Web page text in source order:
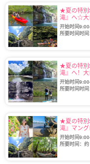
★夏の特別
滝』へ☆大
真無料＆
开始时间
所要时间时
★夏の特別
滝』へ！
無料＆送
开始时间
所要时间时
★夏の特別
滝』マン
観光ツア
开始时间
所要时间：约